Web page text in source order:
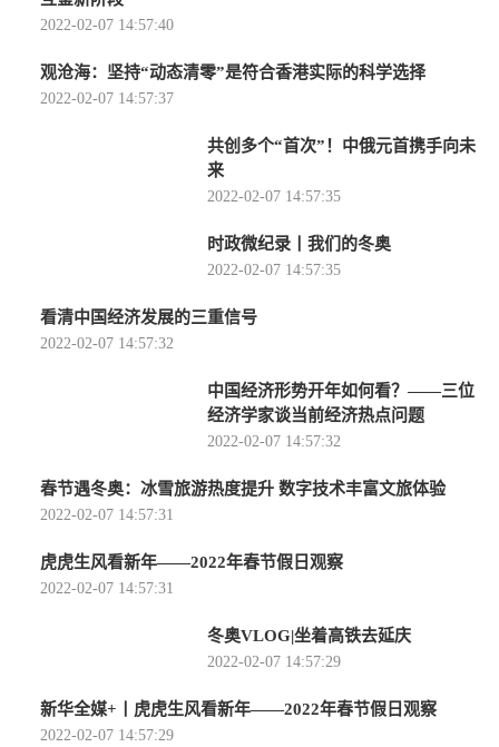
2022-02-07 14:57:40
观沧海：坚持“动态清零”是符合香港实际的科学选择
2022-02-07 14:57:37
共创多个“首次”！中俄元首携手向未
来
2022-02-07 14:57:35
时政微纪录丨我们的冬奥
2022-02-07 14:57:35
看清中国经济发展的三重信号
2022-02-07 14:57:32
中国经济形势开年如何看？——三位
经济学家谈当前经济热点问题
2022-02-07 14:57:32
春节遇冬奥：冰雪旅游热度提升 数字技术丰富文旅体验
2022-02-07 14:57:31
虎虎生风看新年——2022年春节假日观察
2022-02-07 14:57:31
冬奥VLOG|坐着高铁去延庆
2022-02-07 14:57:29
新华全媒+丨虎虎生风看新年——2022年春节假日观察
2022-02-07 14:57:29